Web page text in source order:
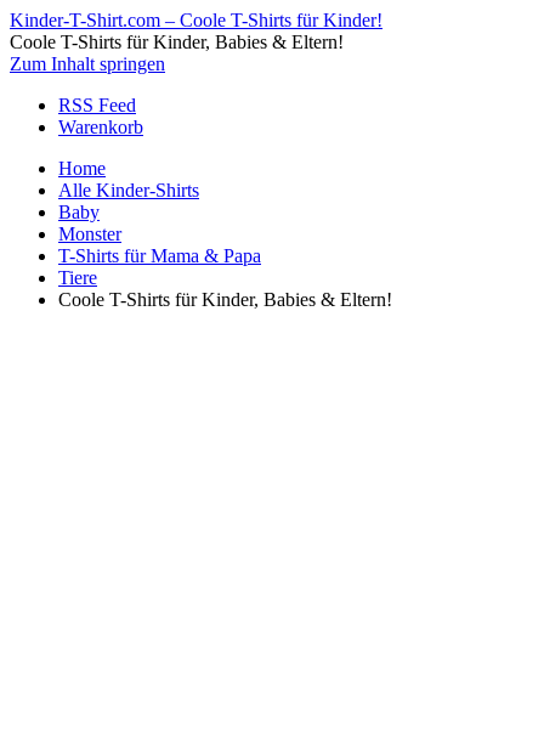
Kinder-T-Shirt.com – Coole T-Shirts für Kinder!
Coole T-Shirts für Kinder, Babies & Eltern!
Zum Inhalt springen
RSS Feed
Warenkorb
Home
Alle Kinder-Shirts
Baby
Monster
T-Shirts für Mama & Papa
Tiere
Coole T-Shirts für Kinder, Babies & Eltern!